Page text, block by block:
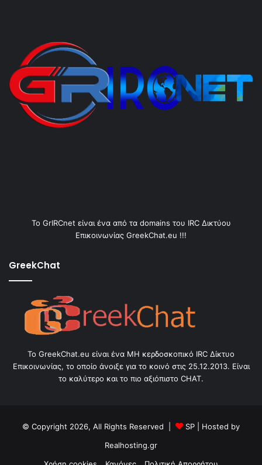
Το GrIRCnet είναι ένα από τα domains του IRC Δικτύου
Επικοινωνίας GreekChat.eu !!!
GreekChat
Το GreekChat.eu είναι ένα ΜΗ κερδοσκοπικό IRC Δίκτυο
Επικοινωνίας, το οποίο άνοιξε για το κοινό στις 25.12.2013. Είναι
το καλύτερο και το πιο αξιόπιστο CHAT.
© Copyright 2026, All Rights Reserved | SP | Hosted by
Realhosting.gr